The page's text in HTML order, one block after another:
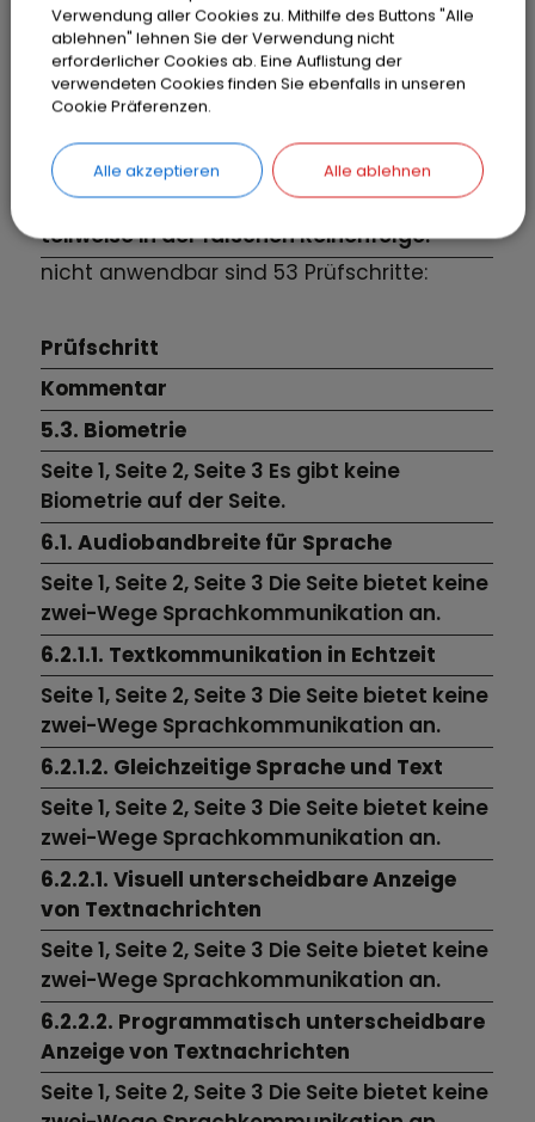
Bedienelemente
Seite 1, Seite 2, Seite 3 es gibt keinen
Alternativtext für Bedienelemente.
9.1.3.1a. HTML-Strukturelemente für
Überschriften
Seite 1, Seite 2 die Überschriften sind
teilweise in der falschen Reihenfolge.
nicht anwendbar sind 53 Prüfschritte:
Prüfschritt
Kommentar
5.3. Biometrie
Seite 1, Seite 2, Seite 3 Es gibt keine
Biometrie auf der Seite.
6.1. Audiobandbreite für Sprache
Seite 1, Seite 2, Seite 3 Die Seite bietet keine
zwei-Wege Sprachkommunikation an.
6.2.1.1. Textkommunikation in Echtzeit
Seite 1, Seite 2, Seite 3 Die Seite bietet keine
zwei-Wege Sprachkommunikation an.
6.2.1.2. Gleichzeitige Sprache und Text
Seite 1, Seite 2, Seite 3 Die Seite bietet keine
zwei-Wege Sprachkommunikation an.
6.2.2.1. Visuell unterscheidbare Anzeige
von Textnachrichten
Seite 1, Seite 2, Seite 3 Die Seite bietet keine
zwei-Wege Sprachkommunikation an.
6.2.2.2. Programmatisch unterscheidbare
Anzeige von Textnachrichten
Seite 1, Seite 2, Seite 3 Die Seite bietet keine
Verwendung aller Cookies zu. Mithilfe des Buttons "Alle
ablehnen" lehnen Sie der Verwendung nicht
erforderlicher Cookies ab. Eine Auflistung der
verwendeten Cookies finden Sie ebenfalls in unseren
Cookie Präferenzen.
Alle akzeptieren Alle ablehnen